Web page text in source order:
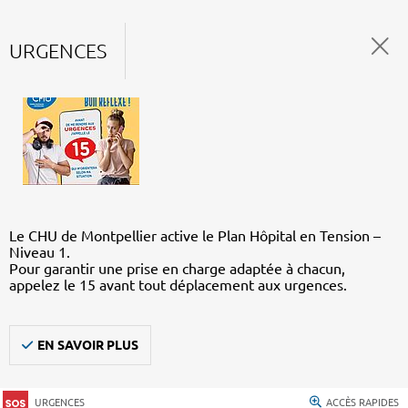
URGENCES
Le CHU de Montpellier active le Plan Hôpital en Tension –
Niveau 1.
Pour garantir une prise en charge adaptée à chacun,
appelez le 15 avant tout déplacement aux urgences.
EN SAVOIR PLUS
URGENCES ACCÈS RAPIDES